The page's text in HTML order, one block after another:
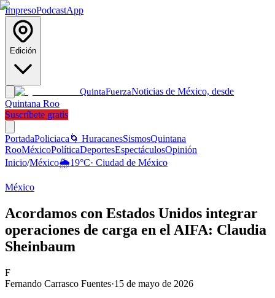
ImpresoPodcastApp
Edición
QuintaFuerzaNoticias de México, desde
Quintana Roo
Suscríbete gratis
PortadaPoliciaca 🌀 HuracanesSismosQuintana
RooMéxicoPolíticaDeportesEspectáculosOpinión
Inicio/México🌦️19°C· Ciudad de México
México
Acordamos con Estados Unidos integrar
operaciones de carga en el AIFA: Claudia
Sheinbaum
F
Fernando Carrasco Fuentes·15 de mayo de 2026